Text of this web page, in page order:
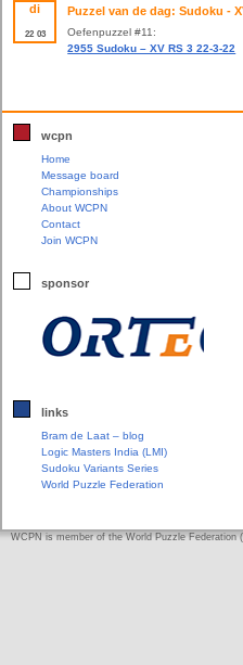
di
22 03
Puzzel van de dag: Sudoku -
Oefenpuzzel #11:
2955 Sudoku – XV RS 3 22-3-22
wcpn
Home
Message board
Championships
About WCPN
Contact
Join WCPN
sponsor
links
Bram de Laat – blog
Logic Masters India (LMI)
Sudoku Variants Series
World Puzzle Federation
WCPN is member of the World Puzzle Federation